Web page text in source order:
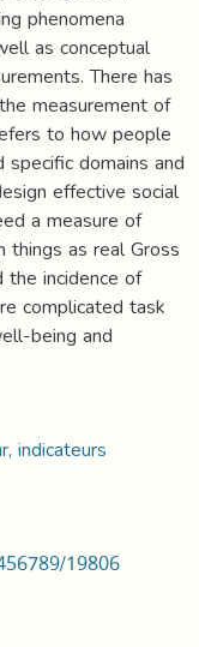
phenomena
as conceptual
There has
measurement of
to how people
domains and
effective social
a measure of
as real Gross
the incidence of
complicated task
being and
indicateurs
19806